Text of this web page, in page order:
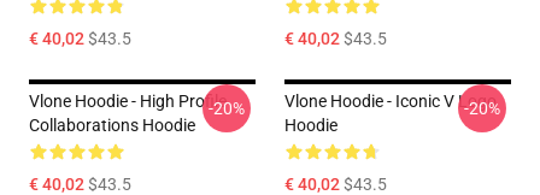
€ 40,02$43.5 € 40,02$43.5
Vlone Hoodie - High Profile
Collaborations Hoodie
€ 40,02$43.5
-20%
Vlone Hoodie - Iconic V Logo
Hoodie
€ 40,02$43.5
-20%